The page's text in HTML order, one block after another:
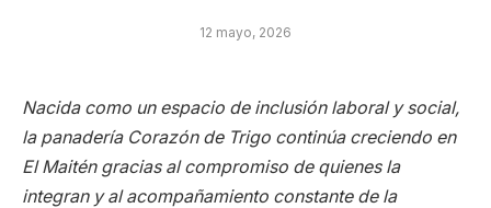
12 mayo, 2026
Nacida como un espacio de inclusión laboral y social,
la panadería Corazón de Trigo continúa creciendo en
El Maitén gracias al compromiso de quienes la
integran y al acompañamiento constante de la